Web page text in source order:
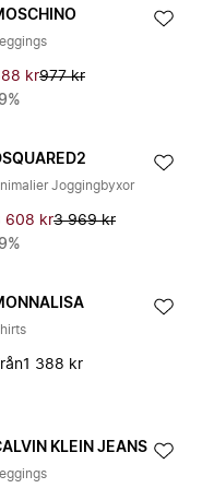
kr977 kr
Joggingbyxor
608 kr3 969 kr
1 388 kr
KLEIN JEANS